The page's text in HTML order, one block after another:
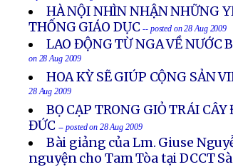
HÀ NỘI NHÌN NHẬN NHỮNG
THỐNG GIÁO DỤC -- posted on 28 Aug 2009
LAO ĐỘNG TỪ NGA VỀ NƯỚC
on 28 Aug 2009
HOA KỲ SẼ GIÚP CỘNG SẢN
28 Aug 2009
BỌ CẠP TRONG GIỎ TRÁI
ĐỨC -- posted on 28 Aug 2009
Bài giảng của Lm. Giuse
nguyện cho Tam Tòa tại DCCT